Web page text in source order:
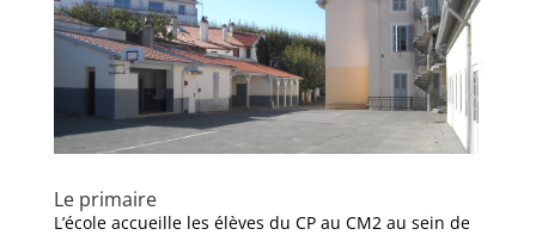
Le primaire
L’école accueille les élèves du CP au CM2 au sein de